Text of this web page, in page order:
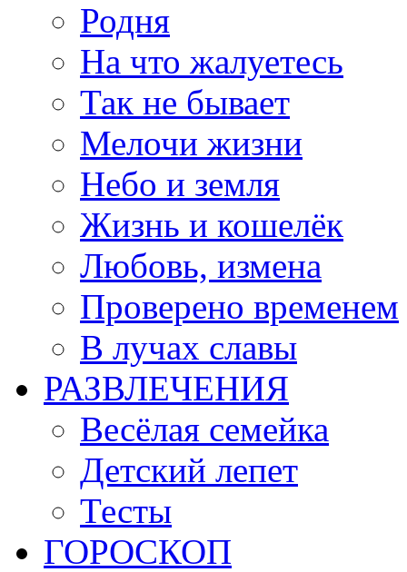
Родня
На что жалуетесь
Так не бывает
Мелочи жизни
Небо и земля
Жизнь и кошелёк
Любовь, измена
Проверено временем
В лучах славы
РАЗВЛЕЧЕНИЯ
Весёлая семейка
Детский лепет
Тесты
ГОРОСКОП